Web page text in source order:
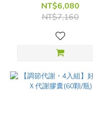
NT$6,080
NT$7,160